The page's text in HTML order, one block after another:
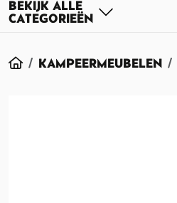
HOMEKAMPEERMEUBELEN